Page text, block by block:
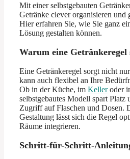
Mit einer selbstgebauten
Getränke clever organisieren und
Hier erfahren Sie, wie Sie ganz
Lösung gestalten können.
Warum eine
Eine Getränkeregel sorgt nicht
kann auch flexibel an Ihre
Ob in der Küche, im Kelleroder
selbstgebautes Modell spart Platz
Zugriff auf Flaschen und Dosen.
Gestaltung lässt sich die Regel
Räume integrieren.
Schritt-für-Schritt-